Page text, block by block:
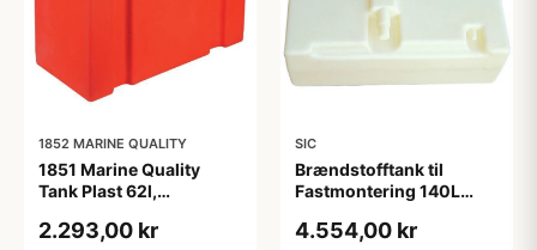
1852 MARINE QUALITY
1851 Marine Quality
Tank Plast 62l,
2.293,00 kr
SIC
Brændstofftank til
Fastmontering 140L
4.554,00 kr